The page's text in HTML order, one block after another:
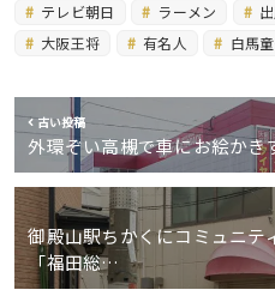
テレビ朝日
ラーメン
大阪王将
有名人 白馬
古い投稿
外環ぞい高槻で車にお絵かき
御殿山駅ちかくにコミュニテ
「福田総…